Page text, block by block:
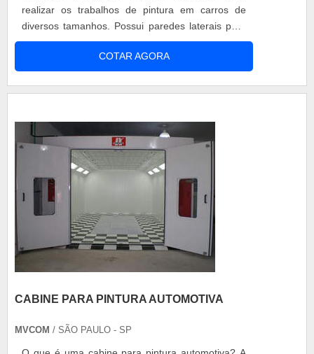
realizar os trabalhos de pintura em carros de
diversos tamanhos. Possui paredes laterais para
garantir que o processo de tingimento e secagem
da superfície seja feita sem intervenções
externas. Vantagens da cabine de pintura
COTAR AGORA
CABINE PARA PINTURA AUTOMOTIVA
MVCOM / SÃO PAULO - SP